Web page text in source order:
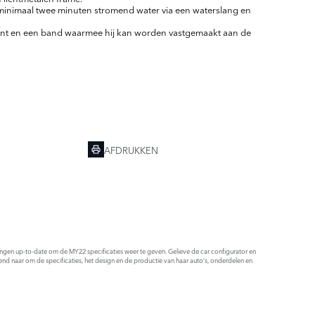
twee minuten stromend water via een waterslang en
en een band waarmee hij kan worden vastgemaakt aan de
AFDRUKKEN
up-to-date om de MY22 specificaties weer te geven. Gelieve de car configurator en
naar om de specificaties, het design en de productie van haar auto’s, onderdelen en